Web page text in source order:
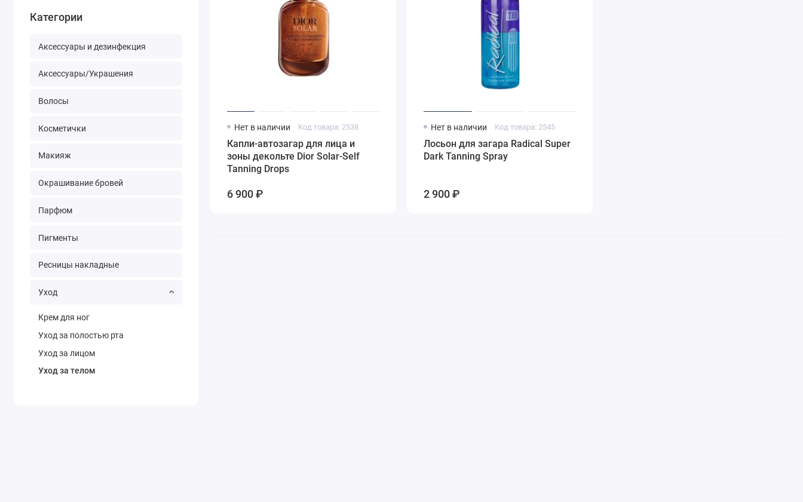
Категории
Аксессуары и дезинфекция
Аксессуары/Украшения
Волосы
Косметички
Макияж
Окрашивание бровей
Парфюм
Пигменты
Ресницы накладные
Уход
Крем для ног
Уход за полостью рта
Уход за лицом
Уход за телом
Нет в наличии Код товара: 2538
Капли-автозагар для лица и
зоны декольте Dior Solar-Self
Tanning Drops
6 900 ₽
Нет в наличии Код товара: 2545
Лосьон для загара Radical Super
Dark Tanning Spray
2 900 ₽